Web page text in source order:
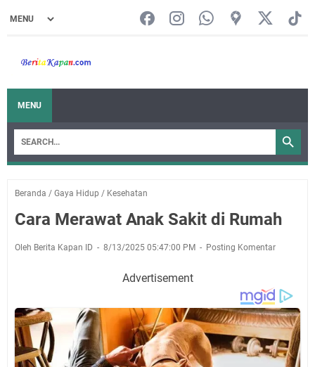
MENU
Beranda / Gaya Hidup / Kesehatan
Cara Merawat Anak Sakit di Rumah
Oleh Berita Kapan ID 8/13/2025 05:47:00 PM Posting Komentar
Advertisement